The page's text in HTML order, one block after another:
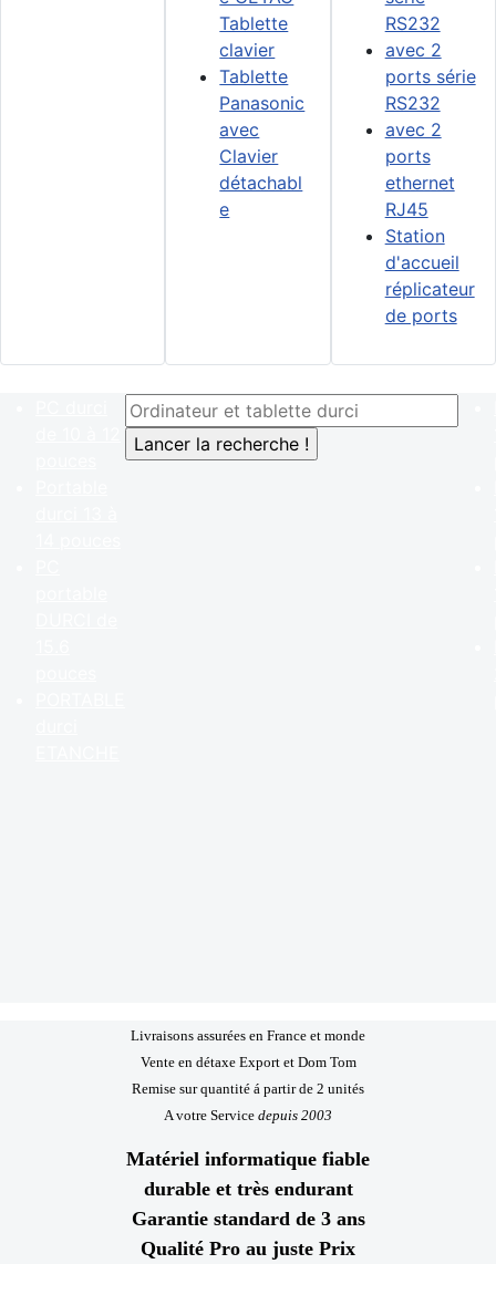
Tablette
clavier
Tablette
Panasonic
avec
Clavier
détachabl
e
RS232
avec 2
ports série
RS232
avec 2
ports
ethernet
RJ45
Station
d'accueil
réplicateur
de ports
Livraisons assurées en France et monde
Vente en détaxe Export et Dom Tom
Remise sur quantité á partir de 2 unités
A votre Service depuis 2003
Matériel informatique fiable
durable et très endurant
Garantie standard de 3 ans
Qualité Pro au juste Prix